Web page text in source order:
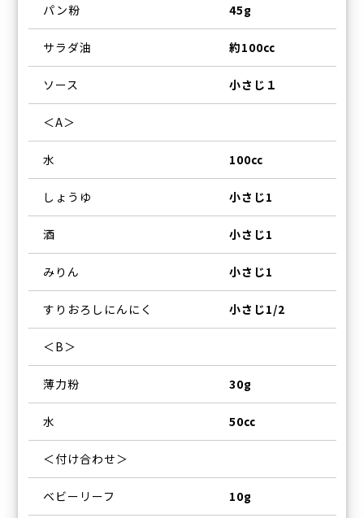
パン粉 45g
サラダ油 約100㏄
ソース 小さじ１
＜A＞
水 100㏄
しょうゆ 小さじ1
酒 小さじ1
みりん 小さじ1
すりおろしにんにく 小さじ1/2
＜B＞
薄力粉 30g
水 50㏄
＜付け合わせ＞
ベビーリーフ 10g